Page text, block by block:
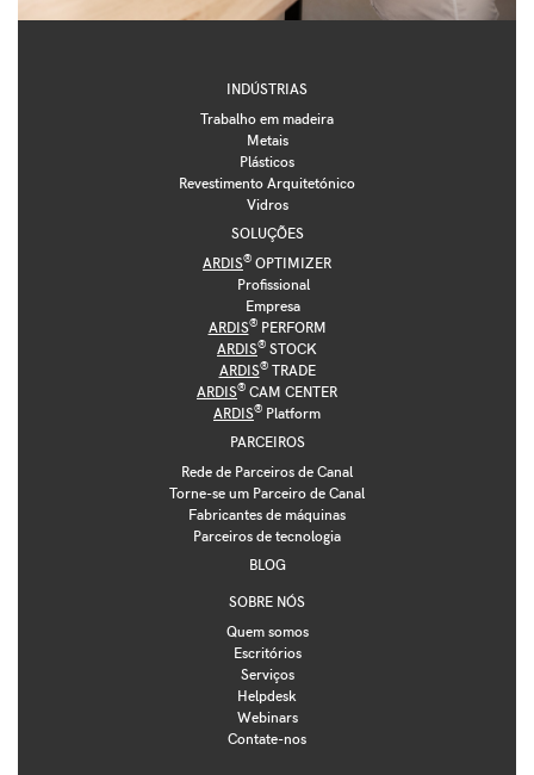
INDÚSTRIAS
Trabalho em madeira
Metais
Plásticos
Revestimento Arquitetónico
Vidros
SOLUÇÕES
ARDIS® OPTIMIZER
Profissional
Empresa
ARDIS®PERFORM
ARDIS® STOCK
ARDIS®TRADE
ARDIS® CAM CENTER
ARDIS® Platform
PARCEIROS
Rede de Parceiros de Canal
Torne-se um Parceiro de Canal
Fabricantes de máquinas
Parceiros de tecnologia
BLOG
SOBRE NÓS
Quem somos
Escritórios
Serviços
Helpdesk
Webinars
Contate-nos